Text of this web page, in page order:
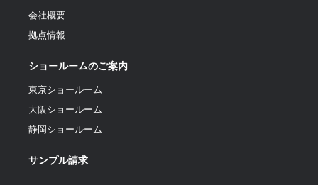
会社概要
拠点情報
ショールームのご案内
東京ショールーム
大阪ショールーム
静岡ショールーム
サンプル請求